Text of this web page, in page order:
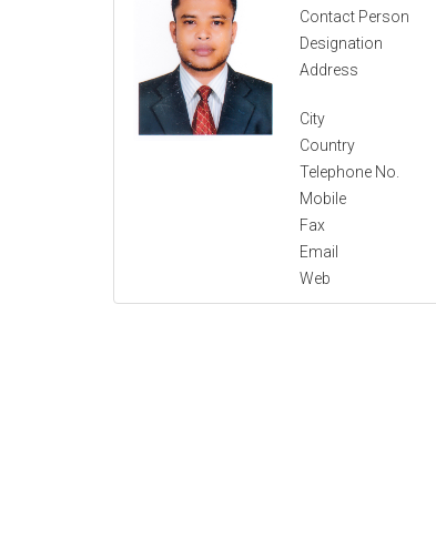
Contact Person
Designation
Address
City
Country
Telephone No.
Mobile
Fax
Email
Web